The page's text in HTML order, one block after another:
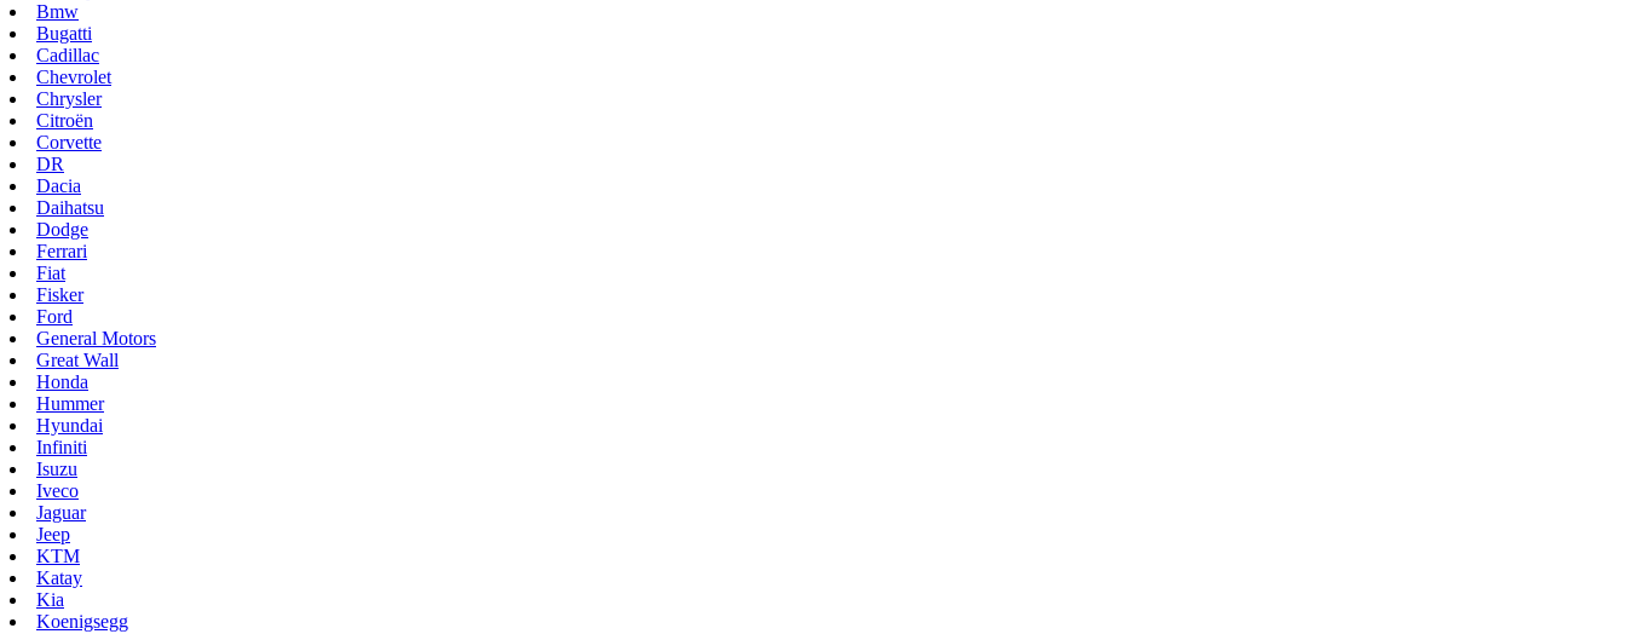
Bmw
Bugatti
Cadillac
Chevrolet
Chrysler
Citroën
Corvette
DR
Dacia
Daihatsu
Dodge
Ferrari
Fiat
Fisker
Ford
General Motors
Great Wall
Honda
Hummer
Hyundai
Infiniti
Isuzu
Iveco
Jaguar
Jeep
KTM
Katay
Kia
Koenigsegg